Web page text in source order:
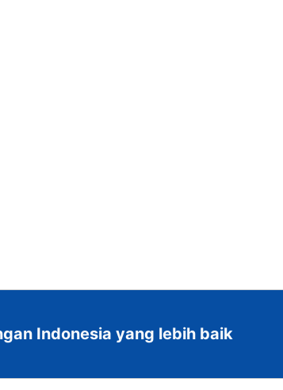
Indonesia yang lebih baik